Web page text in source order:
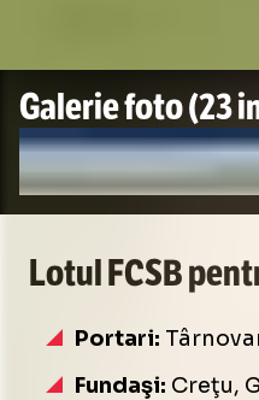
Galerie foto(23
Lotul FCSB
Portari:
Fundaşi: Creţu,